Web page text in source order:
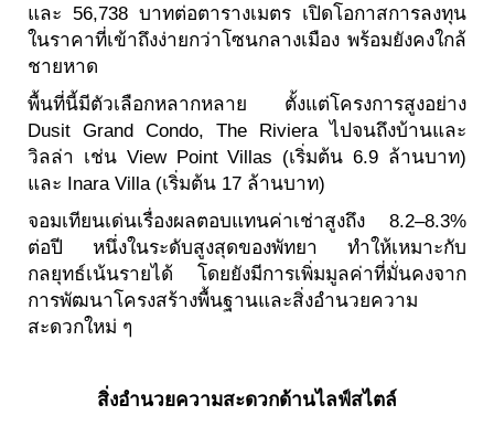
และ 56,738 บาทต่อตารางเมตร เปิดโอกาสการลงทุน
ในราคาที่เข้าถึงง่ายกว่าโซนกลางเมือง พร้อมยังคงใกล้
ชายหาด
พื้นที่นี้มีตัวเลือกหลากหลาย ตั้งแต่โครงการสูงอย่าง
Dusit Grand Condo, The Riviera ไปจนถึงบ้านและ
วิลล่า เช่น View Point Villas (เริ่มต้น 6.9 ล้านบาท)
และ Inara Villa (เริ่มต้น 17 ล้านบาท)
จอมเทียนเด่นเรื่องผลตอบแทนค่าเช่าสูงถึง 8.2–8.3%
ต่อปี หนึ่งในระดับสูงสุดของพัทยา ทำให้เหมาะกับ
กลยุทธ์เน้นรายได้ โดยยังมีการเพิ่มมูลค่าที่มั่นคงจาก
การพัฒนาโครงสร้างพื้นฐานและสิ่งอำนวยความ
สะดวกใหม่ ๆ
สิ่งอำนวยความสะดวกด้านไลฟ์สไตล์